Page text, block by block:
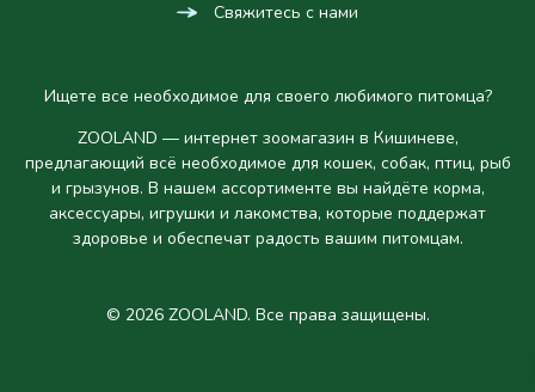
Свяжитесь с нами
Ищете все необходимое для своего любимого питомца?
ZOOLAND — интернет зоомагазин в Кишиневе,
предлагающий всё необходимое для кошек, собак, птиц, рыб
и грызунов. В нашем ассортименте вы найдёте корма,
аксессуары, игрушки и лакомства, которые поддержат
здоровье и обеспечат радость вашим питомцам.
© 2026 ZOOLAND. Все права защищены.